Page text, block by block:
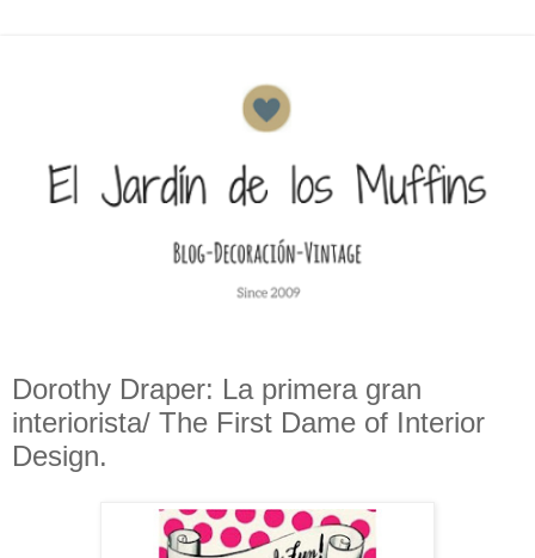
Dorothy Draper: La primera gran
interiorista/ The First Dame of Interior
Design.